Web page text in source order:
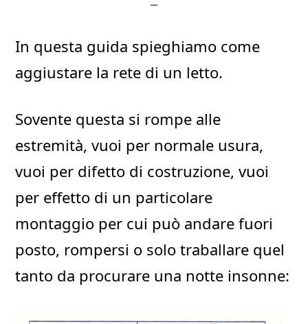
In questa guida spieghiamo come
aggiustare la rete di un letto.
Sovente questa si rompe alle
estremità, vuoi per normale usura,
vuoi per difetto di costruzione, vuoi
per effetto di un particolare
montaggio per cui può andare fuori
posto, rompersi o solo traballare quel
tanto da procurare una notte insonne: